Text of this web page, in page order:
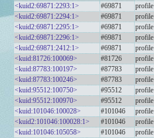
<kuid2:69871:2293:1>
#69871 profile
<kuid2:69871:2294:1>
#69871 profile
<kuid2:69871:2295:1>
#69871 profile
<kuid2:69871:2296:1>
#69871 profile
<kuid2:69871:2412:1>
#69871 profile
<kuid:81726:100069>
#81726 profile
<kuid:87783:100197>
#87783 profile
<kuid:87783:100246>
#87783 profile
<kuid:95512:100750>
#95512 profile
<kuid:95512:100970>
#95512 profile
<kuid:101046:100028>
#101046 profile
<kuid2:101046:100028:1>
#101046 profile
<kuid:101046:105058>
#101046 profile